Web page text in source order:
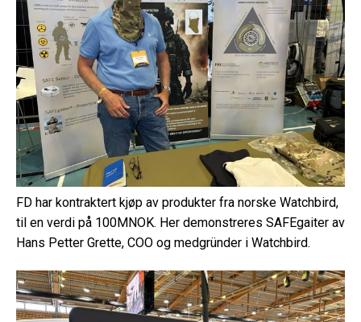
FD har kontraktert kjøp av produkter fra norske Watchbird,
til en verdi på 100MNOK. Her demonstreres SAFEgaiter av
Hans Petter Grette, COO og medgründer i Watchbird.